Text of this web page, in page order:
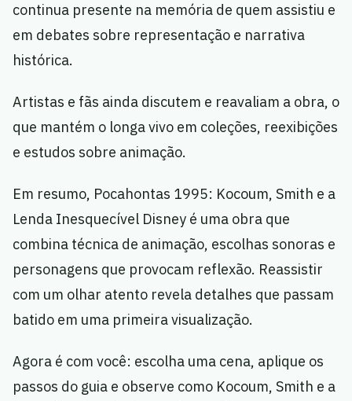
continua presente na memória de quem assistiu e
em debates sobre representação e narrativa
histórica.
Artistas e fãs ainda discutem e reavaliam a obra, o
que mantém o longa vivo em coleções, reexibições
e estudos sobre animação.
Em resumo, Pocahontas 1995: Kocoum, Smith e a
Lenda Inesquecível Disney é uma obra que
combina técnica de animação, escolhas sonoras e
personagens que provocam reflexão. Reassistir
com um olhar atento revela detalhes que passam
batido em uma primeira visualização.
Agora é com você: escolha uma cena, aplique os
passos do guia e observe como Kocoum, Smith e a